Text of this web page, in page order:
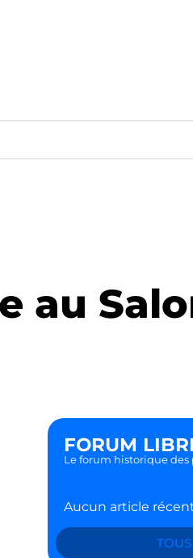
au
FORUM
Le forum historique des
Aucun article